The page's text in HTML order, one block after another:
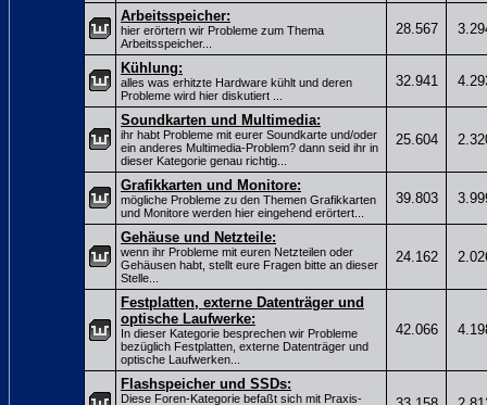
Arbeitsspeicher:
hier erörtern wir Probleme zum Thema
Arbeitsspeicher...
28.567
Kühlung:
alles was erhitzte Hardware kühlt und deren
Probleme wird hier diskutiert ...
32.941
Soundkarten und Multimedia:
ihr habt Probleme mit eurer Soundkarte und/oder
ein anderes Multimedia-Problem? dann seid ihr in
dieser Kategorie genau richtig...
25.604
Grafikkarten und Monitore:
mögliche Probleme zu den Themen Grafikkarten
und Monitore werden hier eingehend erörtert...
39.803
Gehäuse und Netzteile:
wenn ihr Probleme mit euren Netzteilen oder
Gehäusen habt, stellt eure Fragen bitte an dieser
Stelle...
24.162
Festplatten, externe Datenträger und
optische Laufwerke:
In dieser Kategorie besprechen wir Probleme
bezüglich Festplatten, externe Datenträger und
optische Laufwerken...
42.066
Flashspeicher und SSDs:
Diese Foren-Kategorie befaßt sich mit Praxis-